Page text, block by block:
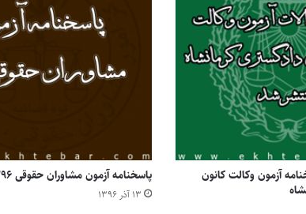
آزمون وکالت کانون
پاسخنامه آزمون مشاوران حقوقی ۱۳۹۶
۱۳ آذر ۱۳۹۶